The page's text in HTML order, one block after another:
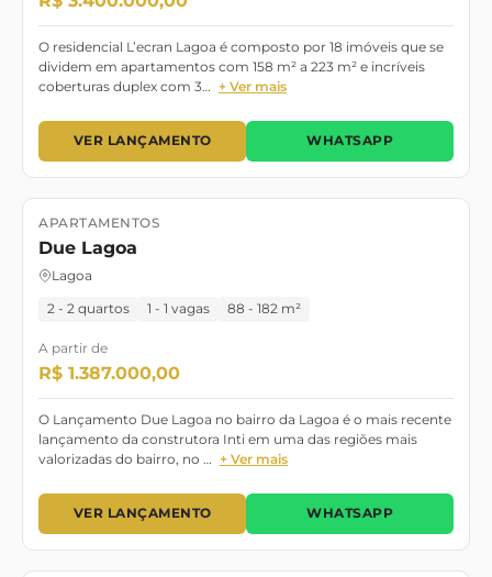
O residencial L’ecran Lagoa é composto por 18 imóveis que se
dividem em apartamentos com 158 m² a 223 m² e incríveis
coberturas duplex com 3… + Ver mais
VER LANÇAMENTO WHATSAPP
Lançamento Maio/2023
APARTAMENTOS
Due Lagoa
Lagoa
2 - 2 quartos 1 - 1 vagas 88 - 182 m²
A partir de
R$ 1.387.000,00
O Lançamento Due Lagoa no bairro da Lagoa é o mais recente
lançamento da construtora Inti em uma das regiões mais
valorizadas do bairro, no … + Ver mais
VER LANÇAMENTO WHATSAPP